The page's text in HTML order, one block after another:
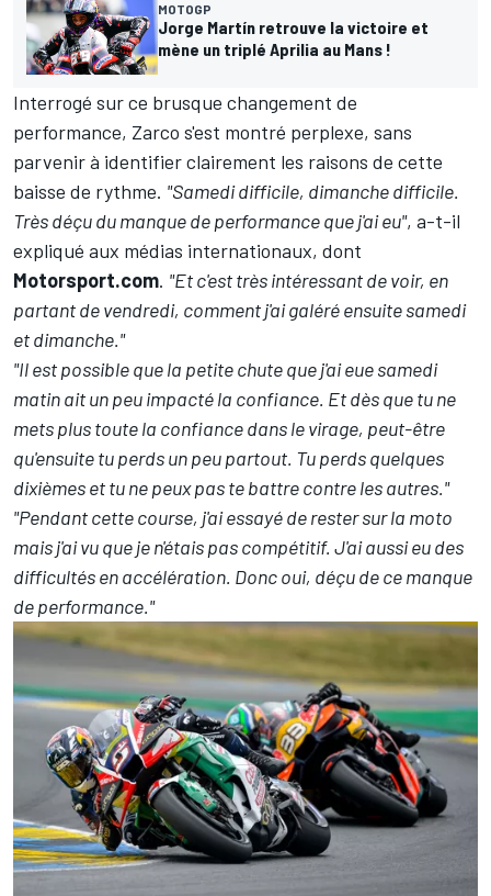
MOTOGP
Jorge Martín retrouve la victoire et
mène un triplé Aprilia au Mans !
Interrogé sur ce brusque changement de
performance, Zarco s'est montré perplexe, sans
parvenir à identifier clairement les raisons de cette
baisse de rythme. "Samedi difficile, dimanche difficile.
Très déçu du manque de performance que j'ai eu", a-t-il
expliqué aux médias internationaux, dont
Motorsport.com. "Et c'est très intéressant de voir, en
partant de vendredi, comment j'ai galéré ensuite samedi
et dimanche."
"Il est possible que la petite chute que j'ai eue samedi
matin ait un peu impacté la confiance. Et dès que tu ne
mets plus toute la confiance dans le virage, peut-être
qu'ensuite tu perds un peu partout. Tu perds quelques
dixièmes et tu ne peux pas te battre contre les autres."
"Pendant cette course, j'ai essayé de rester sur la moto
mais j'ai vu que je n'étais pas compétitif. J'ai aussi eu des
difficultés en accélération. Donc oui, déçu de ce manque
de performance."